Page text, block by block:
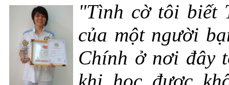
"Tình cờ tôi biết
của một người
Chính ở nơi đây